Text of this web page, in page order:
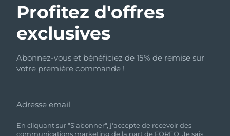
Profitez d'offres
exclusives
Abonnez-vous et bénéficiez de 15% de remise sur
votre première commande !
Adresse email
En cliquant sur "S'abonner", j'accepte de recevoir des
communications marketing de la part de FOREO. Je sais